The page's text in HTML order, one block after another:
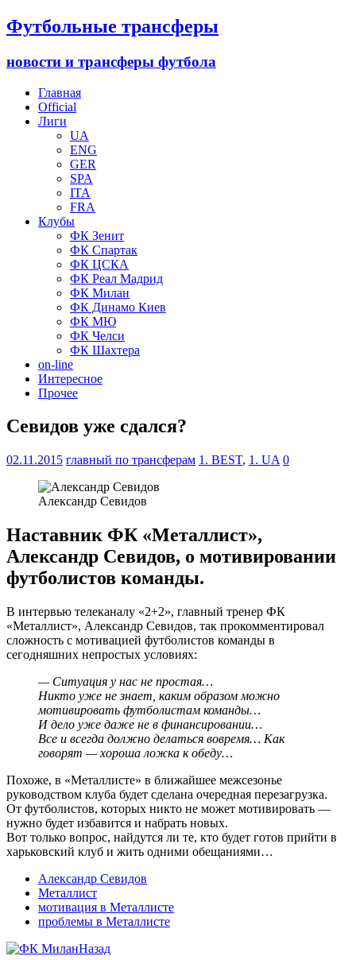
Футбольные трансферы
новости и трансферы футбола
Главная
Official
Лиги
UA
ENG
GER
SPA
ITA
FRA
Клубы
ФК Зенит
ФК Спартак
ФК ЦСКА
ФК Реал Мадрид
ФК Милан
ФК Динамо Киев
ФК МЮ
ФК Челси
ФК Шахтера
on-line
Интересное
Прочее
Севидов уже сдался?
02.11.2015 главный по трансферам 1. BEST, 1. UA 0
Александр Севидов
Наставник ФК «Металлист»,
Александр Севидов, о мотивировании
футболистов команды.
В интервью телеканалу «2+2», главный тренер ФК
«Металлист», Александр Севидов, так прокомментировал
сложность с мотивацией футболистов команды в
сегодняшних непростых условиях:
— Ситуация у нас не простая…
Никто уже не знает, каким образом можно
мотивировать футболистам команды…
И дело уже даже не в финансировании…
Все и всегда должно делаться вовремя… Как
говорят — хороша ложка к обеду…
Похоже, в «Металлисте» в ближайшее межсезонье
руководством клуба будет сделана очередная перезагрузка.
От футболистов, которых никто не может мотивировать —
нужно будет избавится и набрать новых.
Вот только вопрос, найдутся ли те, кто будет готов прийти в
харьковский клуб и жить одними обещаниями…
Александр Севидов
Металлист
мотивация в Металлисте
проблемы в Металлисте
Назад